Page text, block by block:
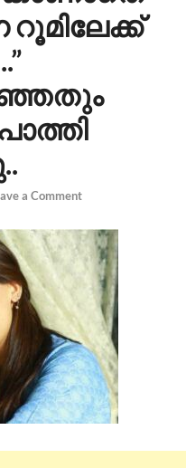
a Comment